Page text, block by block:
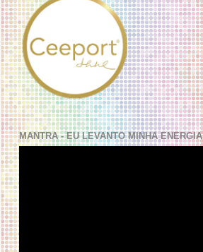
MANTRA - EU LEVANTO MINHA ENERGIA